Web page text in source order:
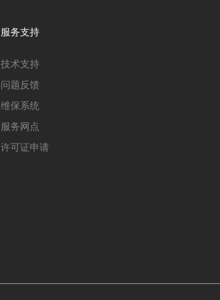
服务支持
技术支持
问题反馈
维保系统
服务网点
许可证申请